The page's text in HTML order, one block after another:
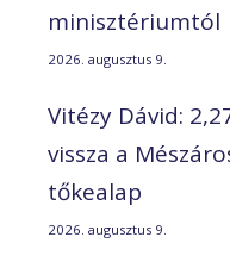
minisztériumtól
2026. augusztus 9.
Vitézy Dávid:
vissza a
tőkealap
2026. augusztus 9.